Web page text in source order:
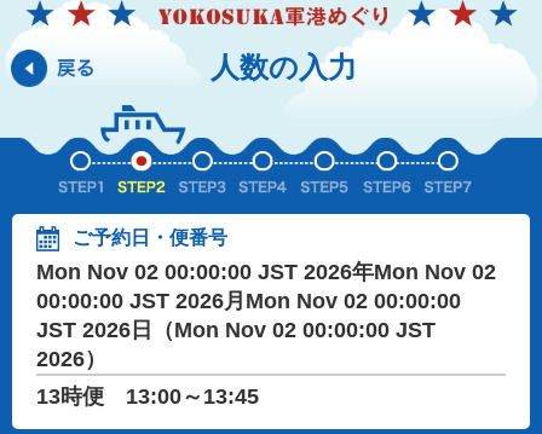
人数の入力
ご予約日・便番号
Mon Nov 02 00:00:00 JST 2026年Mon Nov 02
00:00:00 JST 2026月Mon Nov 02 00:00:00
JST 2026日（Mon Nov 02 00:00:00 JST
2026）
13時便 13:00～13:45